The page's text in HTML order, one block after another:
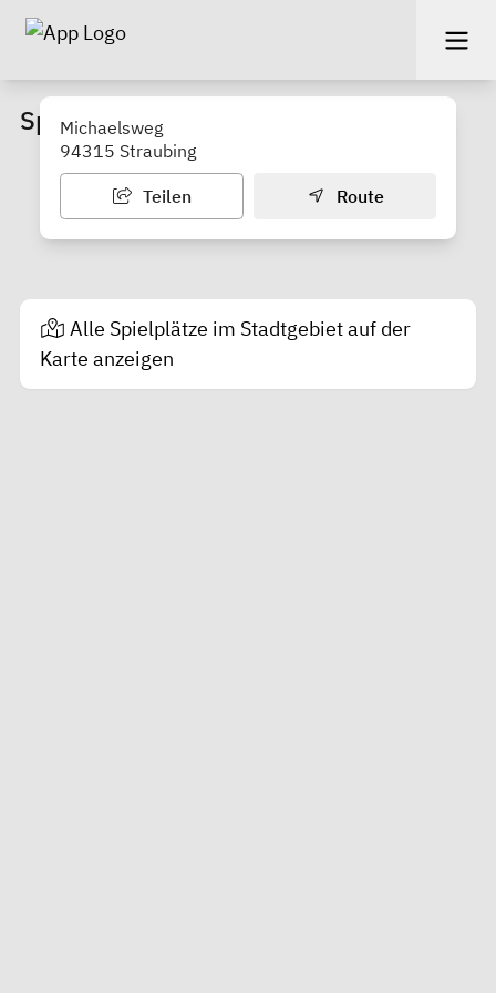
Spielplatz
Michaelsweg
94315 Straubing
Teilen Route
Alle Spielplätze im Stadtgebiet auf der
Karte anzeigen